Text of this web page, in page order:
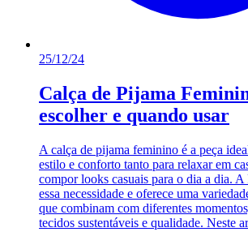
25/12/24
Calça de Pijama
escolher e quando usar
A calça de pijama feminino é a peça
estilo e conforto tanto para relaxar em
compor looks casuais para o dia a dia. A
essa necessidade e oferece uma
que combinam com diferentes
tecidos sustentáveis e qualidade. Neste